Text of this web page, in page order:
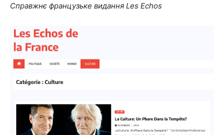
Справжнє французьке видання Les Echos